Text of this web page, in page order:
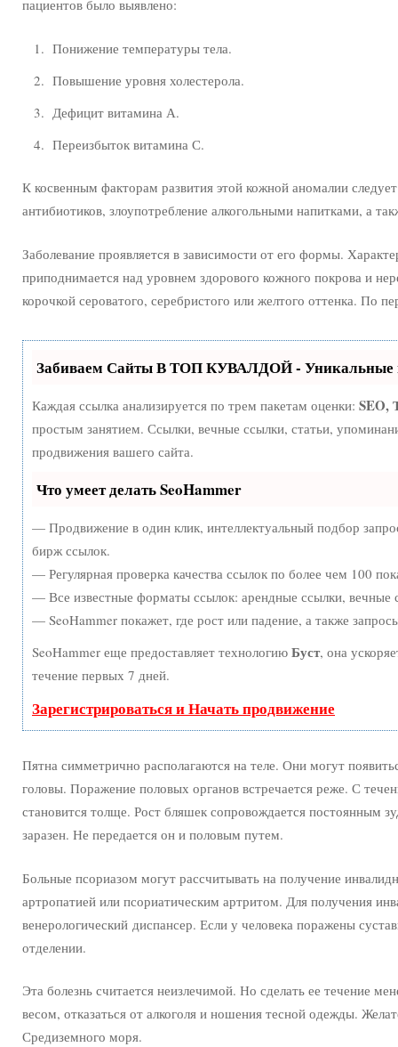
пациентов было выявлено:
Понижение температуры тела.
Повышение уровня холестерола.
Дефицит витамина А.
Переизбыток витамина С.
К косвенным факторам развития этой кожной аномалии
антибиотиков, злоупотребление алкогольными напитками, а
Заболевание проявляется в зависимости от его формы.
приподнимается над уровнем здорового кожного покрова и
корочкой сероватого, серебристого или желтого оттенка. По
Забиваем Сайты В ТОП КУВАЛДОЙ - Уникальные
Каждая ссылка анализируется по трем пакетам оценки: SEO,
простым занятием. Ссылки, вечные ссылки, статьи,
продвижения вашего сайта.
Что умеет делать SeoHammer
— Продвижение в один клик, интеллектуальный подбор
бирж ссылок.
— Регулярная проверка качества ссылок по более чем 100
— Все известные форматы ссылок: арендные ссылки, вечные
— SeoHammer покажет, где рост или падение, а также
SeoHammer еще предоставляет технологию Буст, она
течение первых 7 дней.
Зарегистрироваться и Начать продвижение
Пятна симметрично располагаются на теле. Они могут
головы. Поражение половых органов встречается реже. С
становится толще. Рост бляшек сопровождается постоянным
заразен. Не передается он и половым путем.
Больные псориазом могут рассчитывать на получение
артропатией или псориатическим артритом. Для получения
венерологический диспансер. Если у человека поражены
отделении.
Эта болезнь считается неизлечимой. Но сделать ее течение
весом, отказаться от алкоголя и ношения тесной одежды.
Средиземного моря.